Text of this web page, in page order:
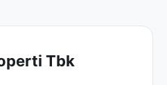
Tbk